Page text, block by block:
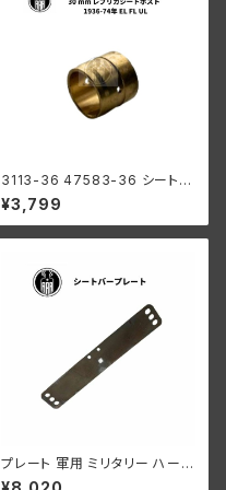
3113-36 47583-36 シートポ
スト ブッシング フレーム側 30
mm レプリカシートポスト ハー
レーダビッドソン 1936-74年 E
¥3,799
プレート 軍用 ミリタリー ハーレ
ー 1942-52年 軍用ショートT